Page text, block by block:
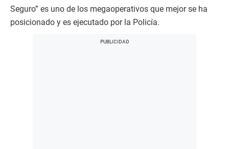
Seguro” es uno de los megaoperativos que mejor se ha
posicionado y es ejecutado por la Policía.